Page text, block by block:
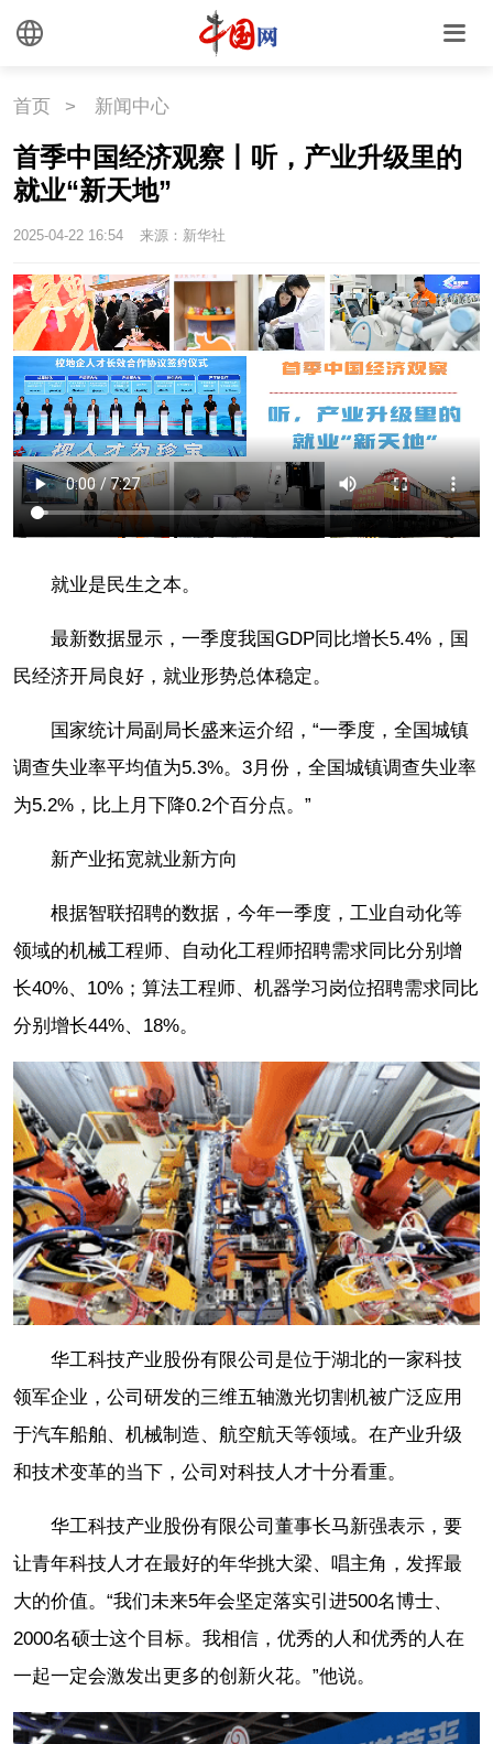
首页 > 新闻中心
首季中国经济观察丨听，产业升级里的
就业“新天地”
2025-04-22 16:54 来源：新华社
就业是民生之本。
最新数据显示，一季度我国GDP同比增长5.4%，国
民经济开局良好，就业形势总体稳定。
国家统计局副局长盛来运介绍，“一季度，全国城镇
调查失业率平均值为5.3%。3月份，全国城镇调查失业率
为5.2%，比上月下降0.2个百分点。”
新产业拓宽就业新方向
根据智联招聘的数据，今年一季度，工业自动化等
领域的机械工程师、自动化工程师招聘需求同比分别增
长40%、10%；算法工程师、机器学习岗位招聘需求同比
分别增长44%、18%。
华工科技产业股份有限公司是位于湖北的一家科技
领军企业，公司研发的三维五轴激光切割机被广泛应用
于汽车船舶、机械制造、航空航天等领域。在产业升级
和技术变革的当下，公司对科技人才十分看重。
华工科技产业股份有限公司董事长马新强表示，要
让青年科技人才在最好的年华挑大梁、唱主角，发挥最
大的价值。“我们未来5年会坚定落实引进500名博士、
2000名硕士这个目标。我相信，优秀的人和优秀的人在
一起一定会激发出更多的创新火花。”他说。